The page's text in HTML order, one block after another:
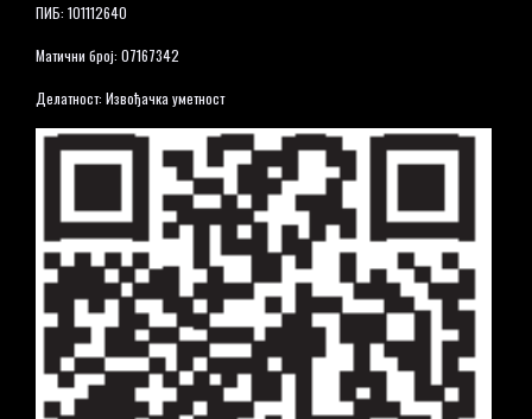
ПИБ: 101112640
Матични број: 07167342
Делатност: Извођачка уметност